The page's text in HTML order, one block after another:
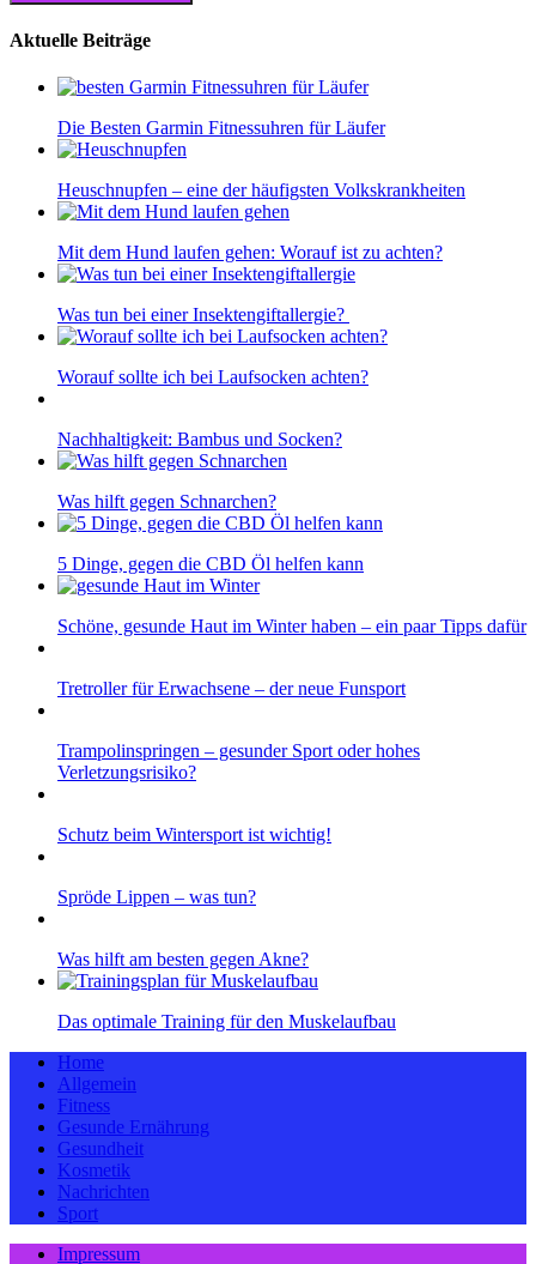
Aktuelle Beiträge
Die Besten Garmin Fitnessuhren für Läufer
Heuschnupfen – eine der häufigsten Volkskrankheiten
Mit dem Hund laufen gehen: Worauf ist zu achten?
Was tun bei einer Insektengiftallergie?
Worauf sollte ich bei Laufsocken achten?
Nachhaltigkeit: Bambus und Socken?
Was hilft gegen Schnarchen?
5 Dinge, gegen die CBD Öl helfen kann
Schöne, gesunde Haut im Winter haben – ein paar Tipps dafür
Tretroller für Erwachsene – der neue Funsport
Trampolinspringen – gesunder Sport oder hohes
Verletzungsrisiko?
Schutz beim Wintersport ist wichtig!
Spröde Lippen – was tun?
Was hilft am besten gegen Akne?
Das optimale Training für den Muskelaufbau
Home
Allgemein
Fitness
Gesunde Ernährung
Gesundheit
Kosmetik
Nachrichten
Sport
Impressum